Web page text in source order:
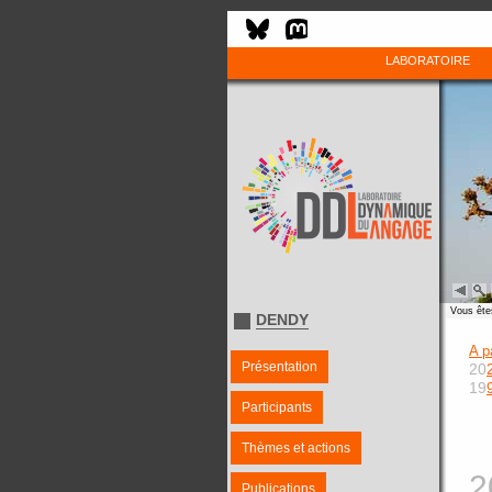
LABORATOIRE
DENDY
Présentation
Participants
Thèmes et actions
Publications
Vous
A
20
19